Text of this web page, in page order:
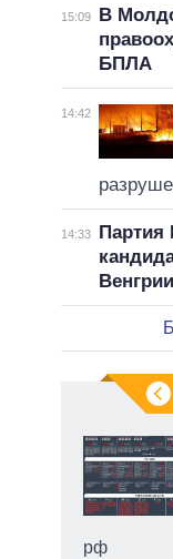
15:09
В
БПЛА
14:42
14:33
Венгрии
рф